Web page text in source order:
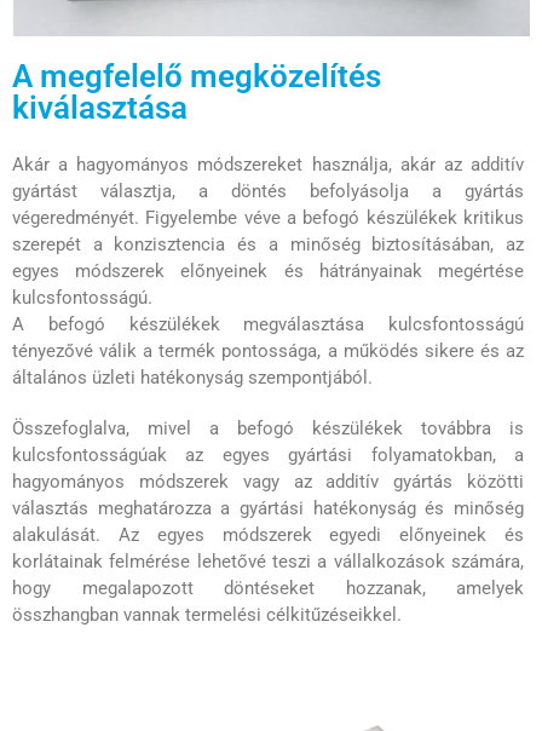
A megfelelő megközelítés
kiválasztása
Akár a hagyományos módszereket használja, akár az additív
gyártást választja, a döntés befolyásolja a gyártás
végeredményét. Figyelembe véve a befogó készülékek kritikus
szerepét a konzisztencia és a minőség biztosításában, az
egyes módszerek előnyeinek és hátrányainak megértése
kulcsfontosságú.
A befogó készülékek megválasztása kulcsfontosságú
tényezővé válik a termék pontossága, a működés sikere és az
általános üzleti hatékonyság szempontjából.
Összefoglalva, mivel a befogó készülékek továbbra is
kulcsfontosságúak az egyes gyártási folyamatokban, a
hagyományos módszerek vagy az additív gyártás közötti
választás meghatározza a gyártási hatékonyság és minőség
alakulását. Az egyes módszerek egyedi előnyeinek és
korlátainak felmérése lehetővé teszi a vállalkozások számára,
hogy megalapozott döntéseket hozzanak, amelyek
összhangban vannak termelési célkitűzéseikkel.